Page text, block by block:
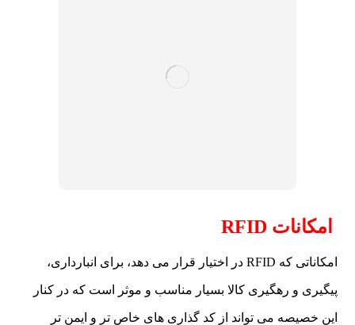
امکانات RFID
امکاناتی که RFID در اختیار قرار می دهد، برای انبارداری،
پیگیری و رهگیری کالا بسیار مناسب و موثر است که در کنار
این خصیصه می تواند از کد گذاری های خاص تر و ایمن تر